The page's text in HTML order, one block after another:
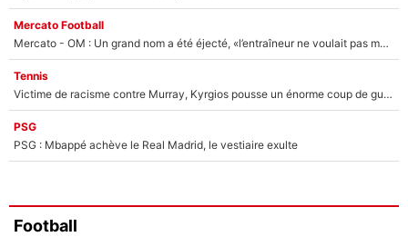
Mercato Football
Mercato - OM : Un grand nom a été éjecté, «l’entraîneur ne voulait pas me conserver»
Tennis
Victime de racisme contre Murray, Kyrgios pousse un énorme coup de gueule !
PSG
PSG : Mbappé achève le Real Madrid, le vestiaire exulte
Football